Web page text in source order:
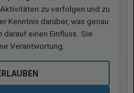
zu verfolgen und zu
Kenntnis darüber, was genau
einen Einfluss. Sie
Verantwortung.